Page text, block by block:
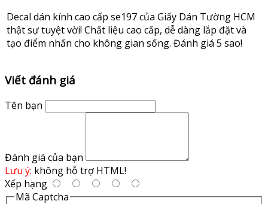
Decal dán kính cao cấp se197 của Giấy Dán Tường HCM
thật sự tuyệt vời! Chất liệu cao cấp, dễ dàng lắp đặt và
tạo điểm nhấn cho không gian sống. Đánh giá 5 sao!
Viết đánh giá
Tên bạn
Đánh giá của bạn
Lưu ý: không hỗ trợ HTML!
Xếp hạng
Mã Captcha